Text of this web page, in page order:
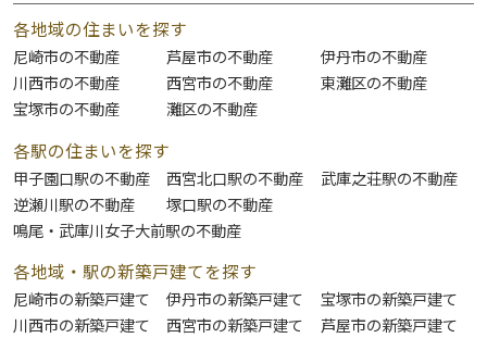
各地域の住まいを探す
尼崎市の不動産 芦屋市の不動産
伊丹市の不動産
川西市の不動産
西宮市の不動産
東灘区の不動産
宝塚市の不動産
灘区の不動産
各駅の住まいを探す
甲子園口駅の不動産 西宮北口駅の不動産
武庫之荘駅の不動産
逆瀬川駅の不動産
塚口駅の不動産
鳴尾・武庫川女子大前駅の不動産
各地域・駅の新築戸建てを探す
尼崎市の新築戸建て 伊丹市の新築戸建て
宝塚市の新築戸建て
川西市の新築戸建て
西宮市の新築戸建て
芦屋市の新築戸建て